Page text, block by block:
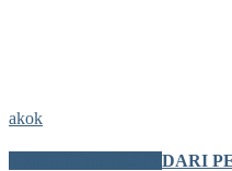
akok
DARI